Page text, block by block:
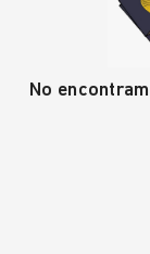
No